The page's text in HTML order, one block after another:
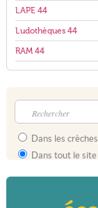
LAPE 44
Ludothèques 44
RAM 44
Dans les crèches
Dans tout le site